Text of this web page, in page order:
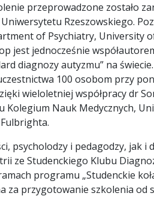
przeprowadzone zostało
Rzeszowskiego.
of Psychiatry, University
jest jednocześnie
diagnozy autyzmu” na
100 osobom przy
wieloletniej współpracy dr
Nauk Medycznych,
psycholodzy i pedagodzy, jak i
ze Studenckiego Klubu
programu „Studenckie
za przygotowanie szkolenia od